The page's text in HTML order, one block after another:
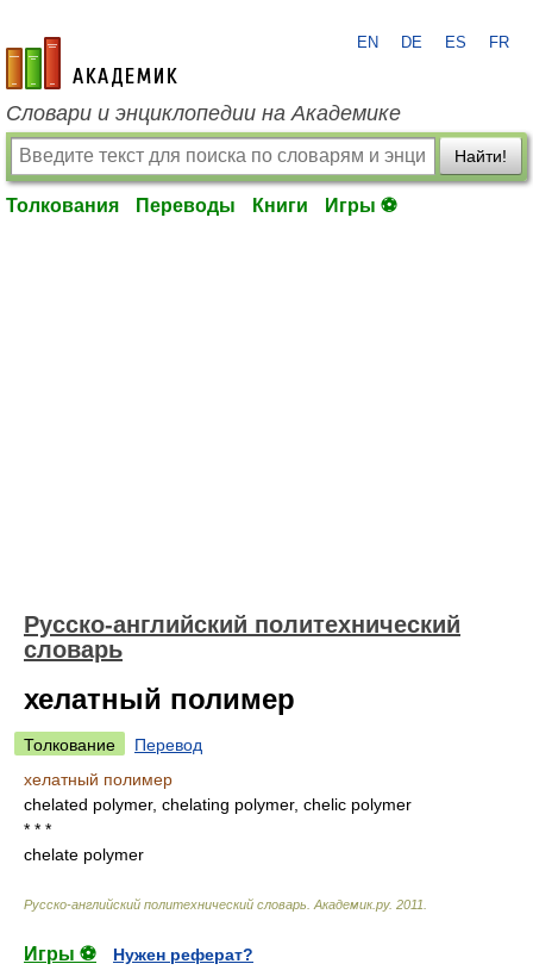
academic.ru
EN DE ES FR
Словари и энциклопедии на Академике
Найти!
Толкования Переводы Книги Игры ⚽
Русско-английский политехнический
словарь
хелатный полимер
Толкование
Перевод
хелатный полимер
chelated polymer, chelating polymer, chelic polymer
* * *
chelate polymer
Русско-английский политехнический словарь Академик.ру. 2011
Игры ⚽
Нужен реферат?